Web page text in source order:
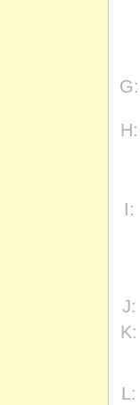
G:
H:
I:
J:
K:
L: